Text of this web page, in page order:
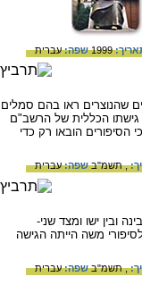
1999 שפה:עברית
שהנוצרים ראו בהם סמלים
גישתו הכללית של הרשב"ם
הובאו רק כדי
, תשמ"בשפה:עברית
ובין ישו ומצד שני-
משה הייתה הגישה
, תשמ"בשפה:עברית